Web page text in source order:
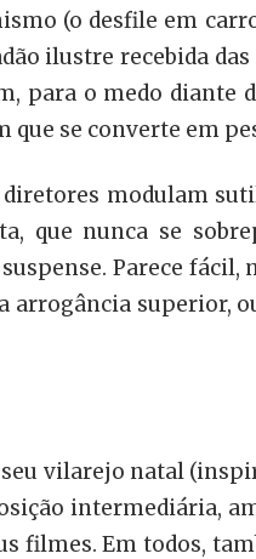
(o desfile em
ilustre recebida
para o medo diante
que se converte em
modulam
que nunca se
Parece fácil,
arrogância superior,
vilarejo natal
intermediária,
filmes. Em todos,